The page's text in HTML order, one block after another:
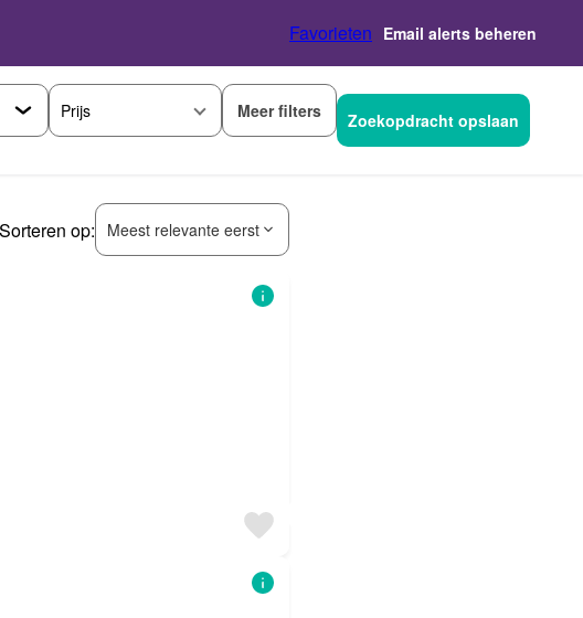
Favorieten Email alerts beheren
Prijs Meer filters Zoekopdracht opslaan
Sorteren op: Meest relevante eerst